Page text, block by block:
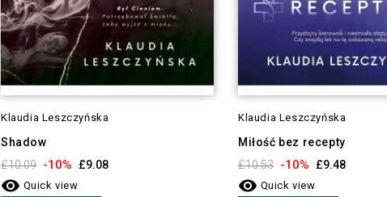
Klaudia Leszczyńska
Shadow
£10.09 -10% £9.08
 Quick view
Klaudia Leszczyńska
Miłość bez recepty
£10.53 -10% £9.48
 Quick view